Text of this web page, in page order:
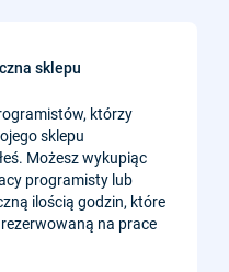
sklepu
którzy
sklepu
Możesz wykupiąc
programisty lub
ilością godzin, które
na prace